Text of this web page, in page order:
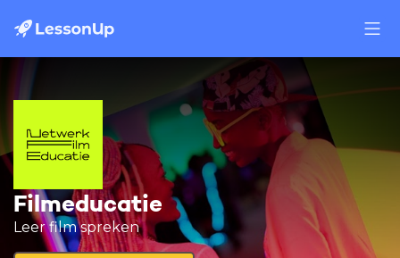
Filmeducatie
Leer film spreken